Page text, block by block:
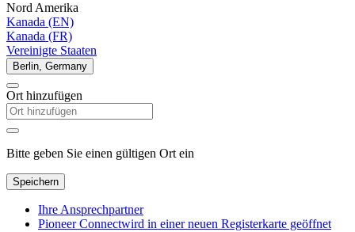
Nord Amerika
Kanada (EN)
Kanada (FR)
Vereinigte Staaten
Berlin, Germany
Ort hinzufügen
Bitte geben Sie einen gültigen Ort ein
Speichern
Ihre Ansprechpartner
Pioneer Connectwird in einer neuen Registerkarte geöffnet